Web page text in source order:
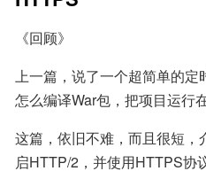
《回顾》
上一篇，说了一个超简单的定
怎么编译War包，把项目运行
这篇，依旧不难，而且很短
启HTTP/2，并使用HTTPS协议